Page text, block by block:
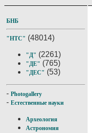
БНБ
"НТС" (48014)
"Д" (2261)
"ДЕ" (765)
"ДЕС" (53)
- Photogallery
- Естественные науки
Археология
Астрономия